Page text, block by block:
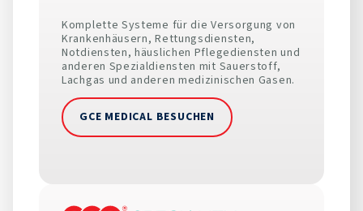
Komplette Systeme für die Versorgung von
Krankenhäusern, Rettungsdiensten,
Notdiensten, häuslichen Pflegediensten und
anderen Spezialdiensten mit Sauerstoff,
Lachgas und anderen medizinischen Gasen.
GCE MEDICAL BESUCHEN